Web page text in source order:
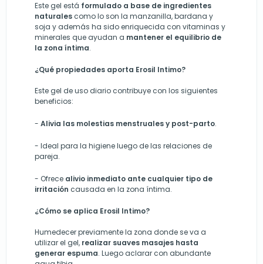
Este gel está formulado a base de ingredientes
naturales como lo son la manzanilla, bardana y
soja y además ha sido enriquecida con vitaminas y
minerales que ayudan a mantener el equilibrio de
la zona íntima.
¿Qué propiedades aporta Erosil Intimo?
Este gel de uso diario contribuye con los siguientes
beneficios:
- Alivia las molestias menstruales y post-parto.
- Ideal para la higiene luego de las relaciones de
pareja.
- Ofrece alivio inmediato ante cualquier tipo de
irritación causada en la zona íntima.
¿Cómo se aplica Erosil Intimo?
Humedecer previamente la zona donde se va a
utilizar el gel, realizar suaves masajes hasta
generar espuma. Luego aclarar con abundante